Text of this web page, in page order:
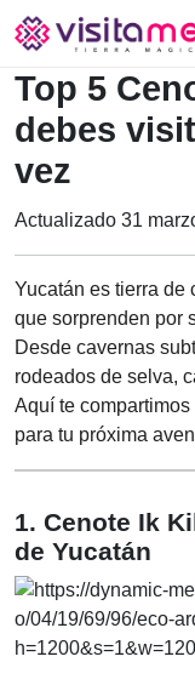
Top 5
debes
vez
Actualizado 31
Yucatán es tierra de
que sorprenden por
Desde cavernas
rodeados de selva,
Aquí te compartimos
para tu próxima
1. Cenote Ik
de Yucatán